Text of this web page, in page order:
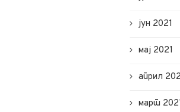
јун 2021
мај 2021
април
март